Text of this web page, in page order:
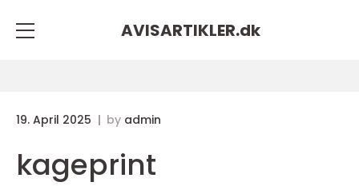
AVISARTIKLER.dk
19. April 2025 by admin
kageprint